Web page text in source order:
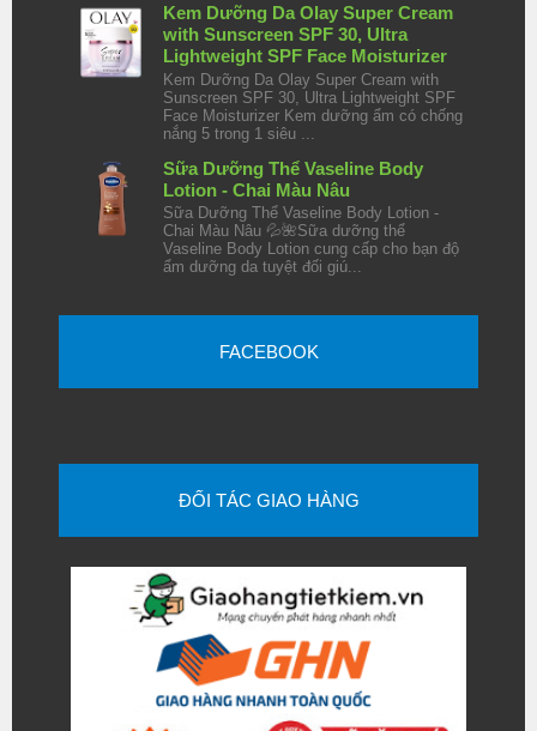
Kem Dưỡng Da Olay Super Cream
with Sunscreen SPF 30, Ultra
Lightweight SPF Face Moisturizer
Kem Dưỡng Da Olay Super Cream with
Sunscreen SPF 30, Ultra Lightweight SPF
Face Moisturizer Kem dưỡng ẩm có chống
nắng 5 trong 1 siêu ...
Sữa Dưỡng Thể Vaseline Body
Lotion - Chai Màu Nâu
Sữa Dưỡng Thể Vaseline Body Lotion -
Chai Màu Nâu 💦🌺Sữa dưỡng thể
Vaseline Body Lotion cung cấp cho bạn độ
ẩm dưỡng da tuyệt đối giú...
FACEBOOK
ĐỐI TÁC GIAO HÀNG